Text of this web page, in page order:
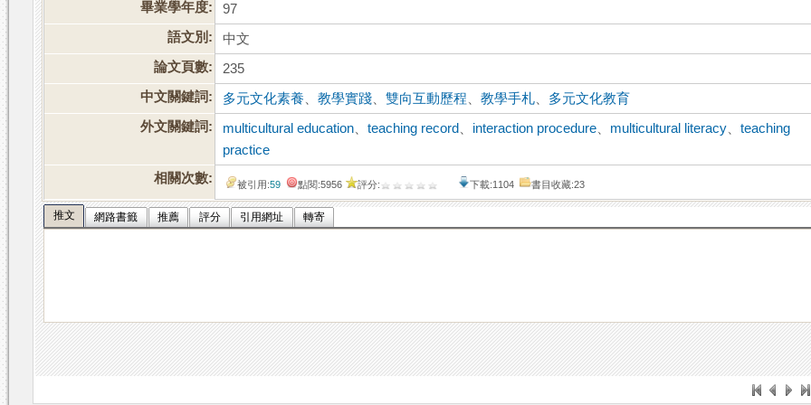
畢業學年度:
97
語文別:
中文
論文頁數:
235
中文關鍵詞:
多元文化素養 、教學實踐 、雙向互動歷程 、教學手札
多元文化教育
外文關鍵詞:
multicultural education 、teaching record interaction procedure multicultural literacy 、teaching
practice
相關次數:
被引用:59 點閱:5956 評分: 下載:1104 書目收藏:23
推文 網路書籤 推薦 評分 引用網址 轉寄